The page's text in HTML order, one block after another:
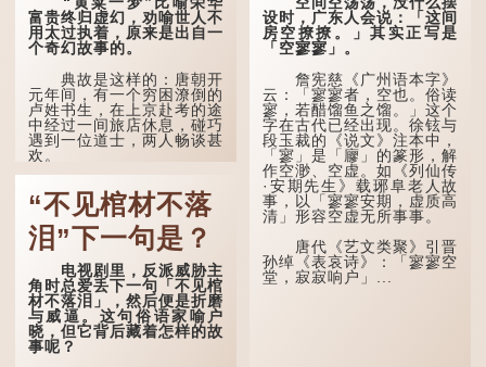
也说：「知者不惑，仁者不
忧，勇者不惧。」「知」与
智慧的「智」相通，四十岁
的男人应已累积足够智慧，
不再对自己的人生感到困
惑、忧虑与恐惧。
到了五十岁，...
年，所以又称「弱冠」。
《礼记·曲礼》明确记载：
「人生十年曰幼，学；二十
曰弱，冠；三十曰壮，有
室。」这说明三十岁...
富贵终归虚幻，劝喻世人不
用太过执着，原来是出自一
个奇幻故事的。
典故是这样的：唐朝开
元年间，有一个穷困潦倒的
卢姓书生，在上京赴考的途
中经过一间旅店休息，碰巧
遇到一位道士，两人畅谈甚
欢。
自己虽贵为读书人，但一直
未能考取功名，仍然贫困，
感到十分落泊。于是，道士
拿出一个青瓷枕头，让卢姓
书生睡一睡，便能满足他希
望得到荣华富贵的愿望。
这时，...
“不见棺材不落
泪”下一句是？
电视剧里，反派威胁主
角时总爱丢下一句「不见棺
材不落泪」，然后便是折磨
与威逼。这句俗语家喻户
晓，但它背后藏着怎样的故
事呢？
设时，广东人会说：「这间
房空撩撩。」其实正写是
「空寥寥」。
詹宪慈《广州语本字》
云：「寥寥者，空也。俗读
寥，若醋馏鱼之馏。」这个
字在古代已经出现。徐铉与
段玉裁的《说文》注本中，
「寥」是「廫」的篆形，解
作空渺、空虚。如《列仙传
·安期先生》载琊阜老人故
事，以「寥寥安期，虚质高
清」形容空虚无所事事。
唐代《艺文类聚》引晋
孙绰《表哀诗》：「寥寥空
堂，寂寂响户」...